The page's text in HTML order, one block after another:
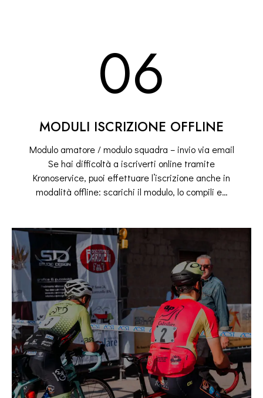
06
MODULI ISCRIZIONE OFFLINE
Modulo amatore / modulo squadra – invio via email
Se hai difficoltà a iscriverti online tramite
Kronoservice, puoi effettuare l’iscrizione anche in
modalità offline: scarichi il modulo, lo compili e…